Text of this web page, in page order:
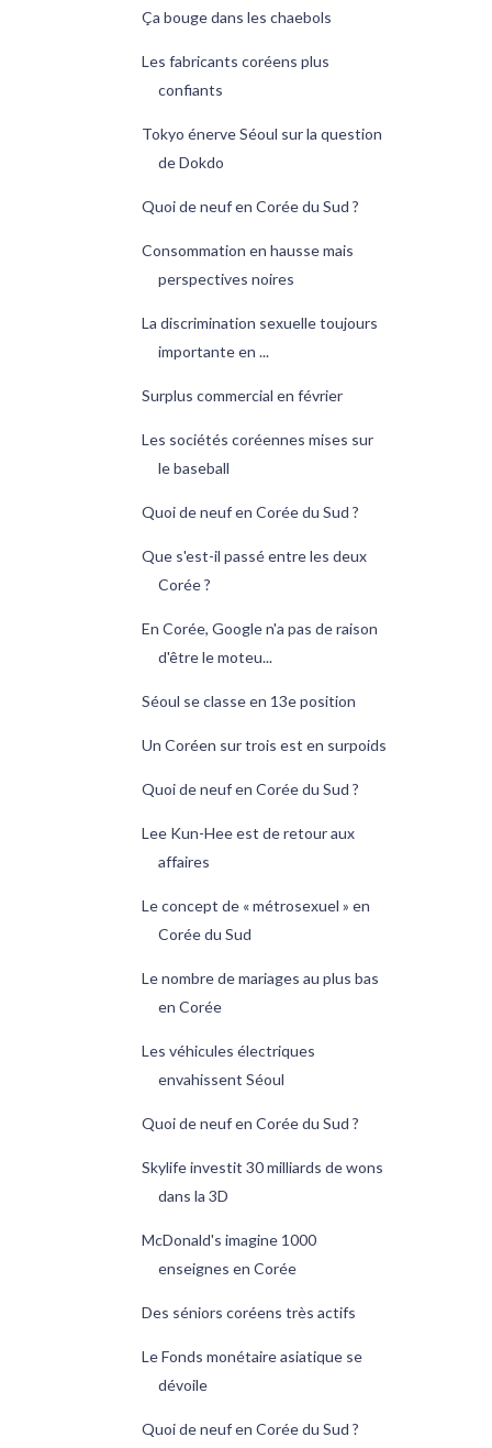
Ça bouge dans les chaebols
Les fabricants coréens plus
confiants
Tokyo énerve Séoul sur la question
de Dokdo
Quoi de neuf en Corée du Sud ?
Consommation en hausse mais
perspectives noires
La discrimination sexuelle toujours
importante en ...
Surplus commercial en février
Les sociétés coréennes mises sur
le baseball
Quoi de neuf en Corée du Sud ?
Que s'est-il passé entre les deux
Corée ?
En Corée, Google n'a pas de raison
d'être le moteu...
Séoul se classe en 13e position
Un Coréen sur trois est en surpoids
Quoi de neuf en Corée du Sud ?
Lee Kun-Hee est de retour aux
affaires
Le concept de « métrosexuel » en
Corée du Sud
Le nombre de mariages au plus bas
en Corée
Les véhicules électriques
envahissent Séoul
Quoi de neuf en Corée du Sud ?
Skylife investit 30 milliards de wons
dans la 3D
McDonald's imagine 1000
enseignes en Corée
Des séniors coréens très actifs
Le Fonds monétaire asiatique se
dévoile
Quoi de neuf en Corée du Sud ?